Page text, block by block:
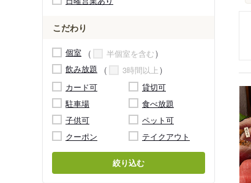
こだわり
個室
半個室を含む
飲み放題
3時間以上
カード可
貸切可
駐車場
食べ放題
子供可
ペット可
クーポン
テイクアウト
絞り込む